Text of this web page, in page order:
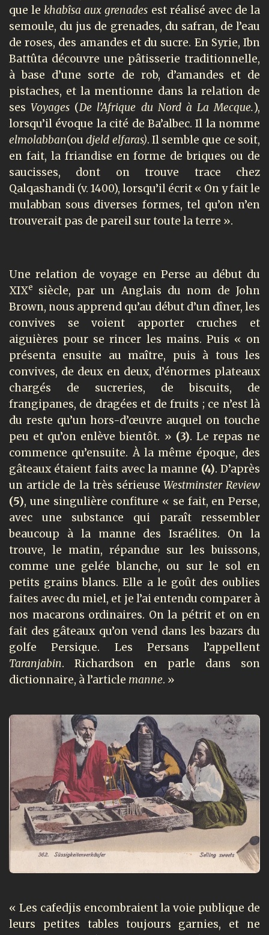
que lekhabîsa aux grenades est réalisé avec de la
semoule, du jus de grenades, du safran, de l’eau
de roses, des amandes et du sucre. En Syrie, Ibn
Battûta découvre une pâtisserie traditionnelle,
à base d’une sorte de rob, d’amandes et de
pistaches, et la mentionne dans la relation de
sesVoyages (De l’Afrique du Nord à La Mecque.),
lorsqu’il évoque la cité de Ba’albec. Il la nomme
elmolabban(oudjeld elfaras). Il semble que ce soit,
en fait, la friandise en forme de briques ou de
saucisses, dont on trouve trace chez
Qalqashandi (v. 1400), lorsqu’il écrit « On y fait le
mulabban sous diverses formes, tel qu’on n’en
trouverait pas de pareil sur toute la terre ».
Une relation de voyage en Perse au début du
XIXe siècle, par un Anglais du nom de John
Brown, nous apprend qu’au début d’un dîner, les
convives se voient apporter cruches et
aiguières pour se rincer les mains. Puis « on
présenta ensuite au maître, puis à tous les
convives, de deux en deux, d’énormes plateaux
chargés de sucreries, de biscuits, de
frangipanes, de dragées et de fruits ; ce n’est là
du reste qu’un hors-d’œuvre auquel on touche
peu et qu’on enlève bientôt. » (3). Le repas ne
commence qu’ensuite. À la même époque, des
gâteaux étaient faits avec la manne (4). D’après
un article de la très sérieuseWestminster Review
(5), une singulière confiture « se fait, en Perse,
avec une substance qui paraît ressembler
beaucoup à la manne des Israélites. On la
trouve, le matin, répandue sur les buissons,
comme une gelée blanche, ou sur le sol en
petits grains blancs. Elle a le goût des oublies
faites avec du miel, et je l’ai entendu comparer à
nos macarons ordinaires. On la pétrit et on en
fait des gâteaux qu’on vend dans les bazars du
golfe Persique. Les Persans l’appellent
Taranjabin. Richardson en parle dans son
dictionnaire, à l’article manne. »
« Les cafedjis encombraient la voie publique de
leurs petites tables toujours garnies, et ne